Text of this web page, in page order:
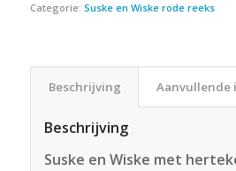
Categorie: Suske en Wiske rode reeks
Beschrijving Aanvullende
Beschrijving
Suske en Wiske met